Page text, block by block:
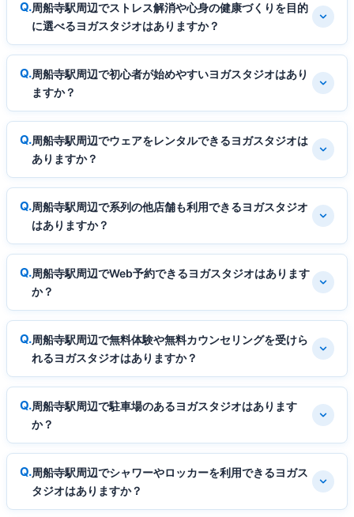
周船寺駅周辺でストレス解消や心身の健康づくりを目的
に選べるヨガスタジオはありますか？
周船寺駅周辺で初心者が始めやすいヨガスタジオはあり
ますか？
周船寺駅周辺でウェアをレンタルできるヨガスタジオは
ありますか？
周船寺駅周辺で系列の他店舗も利用できるヨガスタジオ
はありますか？
周船寺駅周辺でWeb予約できるヨガスタジオはあります
か？
周船寺駅周辺で無料体験や無料カウンセリングを受けら
れるヨガスタジオはありますか？
周船寺駅周辺で駐車場のあるヨガスタジオはあります
か？
周船寺駅周辺でシャワーやロッカーを利用できるヨガス
タジオはありますか？